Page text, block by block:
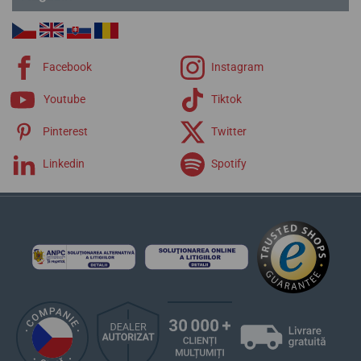
Connected D
Chronograph
Chrono Bike
Chrono Sport
Extra
Facebook Instagram
Youtube Tiktok
Pinterest Twitter
Linkedin Spotify